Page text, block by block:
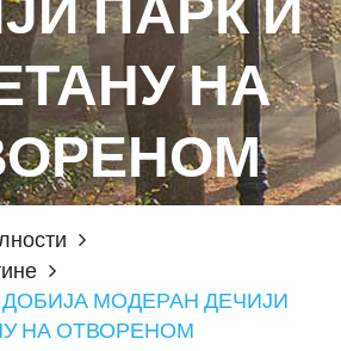
НА
МОДЕРАН ДЕЧИЈИ
НА ОТВОРЕНОМ